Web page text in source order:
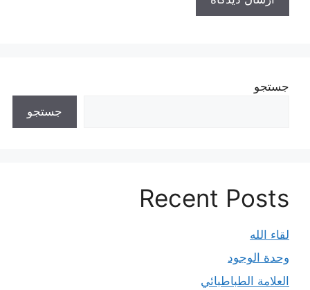
جستجو
جستجو
Recent Posts
لقاء الله
وحدة الوجود
العلامة الطباطبائي